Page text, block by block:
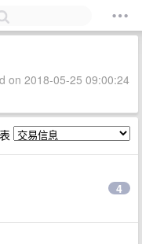
on 2018-05-25 09:00:24
4